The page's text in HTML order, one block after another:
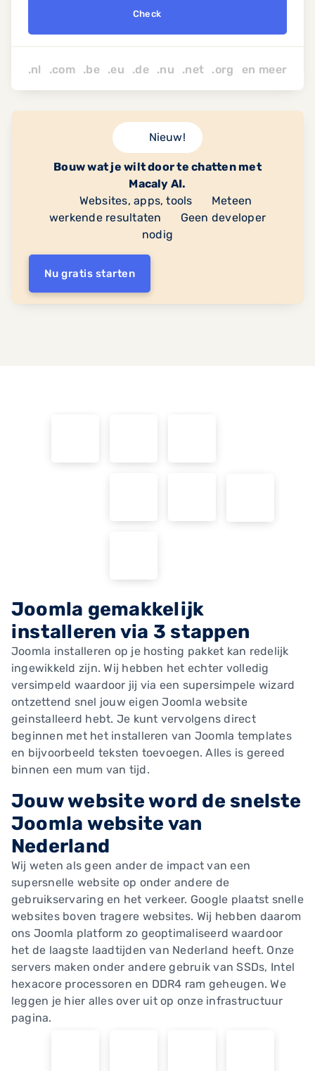
Check
.nl .com .be .eu .de .nu .net .org en meer
Nieuw!
Bouw wat je wilt door te chatten met
Macaly AI.
Websites, apps, tools
Meteen
werkende resultaten
Geen developer
nodig
Nu gratis starten
Joomla gemakkelijk
installeren via 3 stappen
Joomla installeren op je hosting pakket kan redelijk
ingewikkeld zijn. Wij hebben het echter volledig
versimpeld waardoor jij via een supersimpele wizard
ontzettend snel jouw eigen Joomla website
geinstalleerd hebt. Je kunt vervolgens direct
beginnen met het installeren van Joomla templates
en bijvoorbeeld teksten toevoegen. Alles is gereed
binnen een mum van tijd.
Jouw website word de snelste
Joomla website van
Nederland
Wij weten als geen ander de impact van een
supersnelle website op onder andere de
gebruikservaring en het verkeer. Google plaatst snelle
websites boven tragere websites. Wij hebben daarom
ons Joomla platform zo geoptimaliseerd waardoor
het de laagste laadtijden van Nederland heeft. Onze
servers maken onder andere gebruik van SSDs, Intel
hexacore processoren en DDR4 ram geheugen. We
leggen je hier alles over uit op onze infrastructuur
pagina.